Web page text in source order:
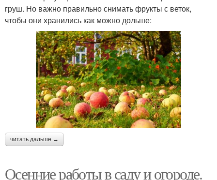
груш. Но важно правильно снимать фрукты с веток,
чтобы они хранились как можно дольше:
читать дальше →
Осенние работы в саду и огороде.